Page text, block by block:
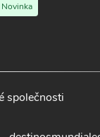
Novinka
společnosti